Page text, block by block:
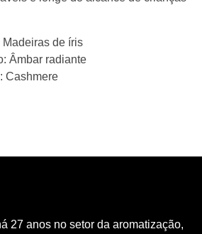
Madeiras de íris
Âmbar radiante
Cashmere
27 anos no setor da aromatização,